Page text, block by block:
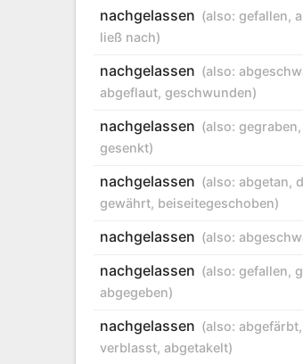
nachgelassen (also: gefallen,
ließ nach)
nachgelassen (also:
abgeflaut, geschwunden)
nachgelassen (also: gegraben,
gesenkt)
nachgelassen (also: abgetan,
gewährt, beiseitegeschoben)
nachgelassen (also:
nachgelassen (also: gefallen,
abgegeben)
nachgelassen (also: abgefärbt,
verblasst, abgetakelt)